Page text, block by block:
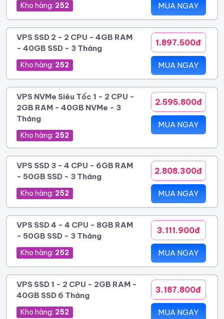
Kho hàng: 252 MUA NGAY
VPS SSD 2 - 2 CPU - 4GB RAM
- 40GB SSD - 3 Tháng
Kho hàng: 252
1.897.500đ
MUA NGAY
VPS NVMe Siêu Tốc 1 - 2 CPU -
2GB RAM - 40GB NVMe - 3
Tháng
Kho hàng: 252
2.595.800đ
MUA NGAY
VPS SSD 3 - 4 CPU - 6GB RAM
- 50GB SSD - 3 Tháng
Kho hàng: 252
2.808.300đ
MUA NGAY
VPS SSD 4 - 4 CPU - 8GB RAM
- 50GB SSD - 3 Tháng
Kho hàng: 252
3.111.900đ
MUA NGAY
VPS SSD 1 - 2 CPU - 2GB RAM -
40GB SSD 6 Tháng
Kho hàng: 252
3.187.800đ
MUA NGAY